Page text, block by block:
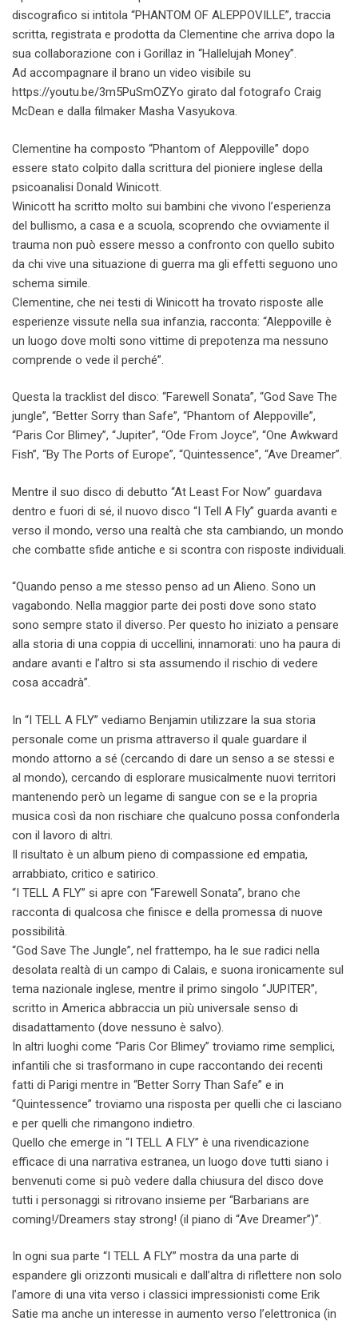
discografico si intitola “PHANTOM OF ALEPPOVILLE”, traccia
scritta, registrata e prodotta da Clementine che arriva dopo la
sua collaborazione con i Gorillaz in “Hallelujah Money”.
Ad accompagnare il brano un video visibile su
https://youtu.be/3m5PuSmOZYo girato dal fotografo Craig
McDean e dalla filmaker Masha Vasyukova.
Clementine ha composto “Phantom of Aleppoville” dopo
essere stato colpito dalla scrittura del pioniere inglese della
psicoanalisi Donald Winicott.
Winicott ha scritto molto sui bambini che vivono l’esperienza
del bullismo, a casa e a scuola, scoprendo che ovviamente il
trauma non può essere messo a confronto con quello subito
da chi vive una situazione di guerra ma gli effetti seguono uno
schema simile.
Clementine, che nei testi di Winicott ha trovato risposte alle
esperienze vissute nella sua infanzia, racconta: “Aleppoville è
un luogo dove molti sono vittime di prepotenza ma nessuno
comprende o vede il perché”.
Questa la tracklist del disco: “Farewell Sonata”, “God Save The
jungle”, “Better Sorry than Safe”, “Phantom of Aleppoville”,
“Paris Cor Blimey”, “Jupiter”, “Ode From Joyce”, “One Awkward
Fish”, “By The Ports of Europe”, “Quintessence”, “Ave Dreamer”.
Mentre il suo disco di debutto “At Least For Now” guardava
dentro e fuori di sé, il nuovo disco “I Tell A Fly” guarda avanti e
verso il mondo, verso una realtà che sta cambiando, un mondo
che combatte sfide antiche e si scontra con risposte individuali.
“Quando penso a me stesso penso ad un Alieno. Sono un
vagabondo. Nella maggior parte dei posti dove sono stato
sono sempre stato il diverso. Per questo ho iniziato a pensare
alla storia di una coppia di uccellini, innamorati: uno ha paura di
andare avanti e l’altro si sta assumendo il rischio di vedere
cosa accadrà”.
In “I TELL A FLY” vediamo Benjamin utilizzare la sua storia
personale come un prisma attraverso il quale guardare il
mondo attorno a sé (cercando di dare un senso a se stessi e
al mondo), cercando di esplorare musicalmente nuovi territori
mantenendo però un legame di sangue con se e la propria
musica così da non rischiare che qualcuno possa confonderla
con il lavoro di altri.
Il risultato è un album pieno di compassione ed empatia,
arrabbiato, critico e satirico.
“I TELL A FLY” si apre con “Farewell Sonata”, brano che
racconta di qualcosa che finisce e della promessa di nuove
possibilità.
“God Save The Jungle”, nel frattempo, ha le sue radici nella
desolata realtà di un campo di Calais, e suona ironicamente sul
tema nazionale inglese, mentre il primo singolo “JUPITER”,
scritto in America abbraccia un più universale senso di
disadattamento (dove nessuno è salvo).
In altri luoghi come “Paris Cor Blimey” troviamo rime semplici,
infantili che si trasformano in cupe raccontando dei recenti
fatti di Parigi mentre in “Better Sorry Than Safe” e in
“Quintessence” troviamo una risposta per quelli che ci lasciano
e per quelli che rimangono indietro.
Quello che emerge in “I TELL A FLY” è una rivendicazione
efficace di una narrativa estranea, un luogo dove tutti siano i
benvenuti come si può vedere dalla chiusura del disco dove
tutti i personaggi si ritrovano insieme per “Barbarians are
coming!/Dreamers stay strong! (il piano di “Ave Dreamer”)”.
In ogni sua parte “I TELL A FLY” mostra da una parte di
espandere gli orizzonti musicali e dall’altra di riflettere non solo
l’amore di una vita verso i classici impressionisti come Erik
Satie ma anche un interesse in aumento verso l’elettronica (in